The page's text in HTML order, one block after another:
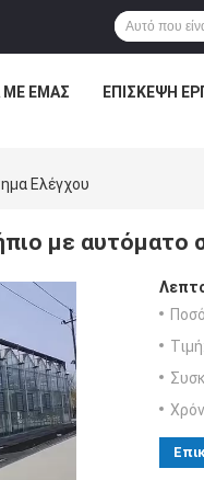
ΜΕ ΕΜΆΣ ΕΠΙΣΚΕΨΉ
Ελέγχου
με αυτόματο
Τιμή: